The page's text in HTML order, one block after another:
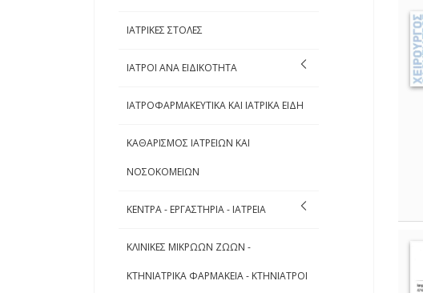
ΙΑΤΡΙΚΕΣ ΣΤΟΛΕΣ
ΙΑΤΡΟΙ ΑΝΑ ΕΙΔΙΚΟΤΗΤΑ
ΙΑΤΡΟΦΑΡΜΑΚΕΥΤΙΚΑ ΚΑΙ ΙΑΤΡΙΚΑ ΕΙΔΗ
ΚΑΘΑΡΙΣΜΟΣ ΙΑΤΡΕΙΩΝ ΚΑΙ
ΝΟΣΟΚΟΜΕΙΩΝ
ΚΕΝΤΡΑ - ΕΡΓΑΣΤΗΡΙΑ - ΙΑΤΡΕΙΑ
ΚΛΙΝΙΚΕΣ ΜΙΚΡΩΩΝ ΖΩΩΝ -
ΚΤΗΝΙΑΤΡΙΚΑ ΦΑΡΜΑΚΕΙΑ - ΚΤΗΝΙΑΤΡΟΙ